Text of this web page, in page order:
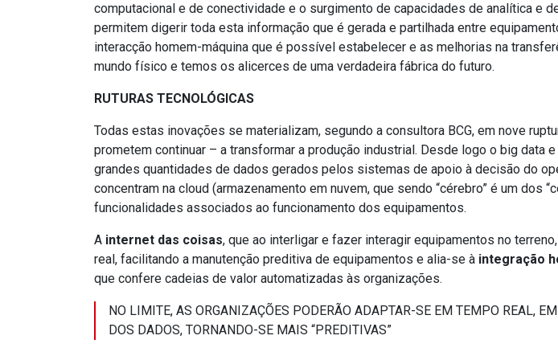
computacional e de conectividade e o surgimento de capacidades de analítica e
permitem digerir toda esta informação que é gerada e partilhada entre
interacção homem-máquina que é possível estabelecer e as melhorias na
mundo físico e temos os alicerces de uma verdadeira fábrica do futuro.
RUTURAS TECNOLÓGICAS
Todas estas inovações se materializam, segundo a consultora BCG, em nove
prometem continuar – a transformar a produção industrial. Desde logo o big data
grandes quantidades de dados gerados pelos sistemas de apoio à decisão do
concentram na cloud (armazenamento em nuvem, que sendo “cérebro” é um dos
funcionalidades associados ao funcionamento dos equipamentos.
A internet das coisas, que ao interligar e fazer interagir equipamentos no
real, facilitando a manutenção preditiva de equipamentos e alia-se à integração
que confere cadeias de valor automatizadas às organizações.
NO LIMITE, AS ORGANIZAÇÕES PODERÃO ADAPTAR-SE EM TEMPO REAL,
DOS DADOS, TORNANDO-SE MAIS “PREDITIVAS”